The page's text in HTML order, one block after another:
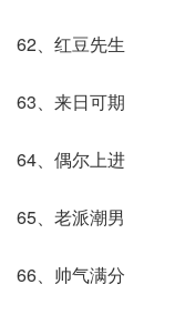
62、红豆先生
63、来日可期
64、偶尔上进
65、老派潮男
66、帅气满分